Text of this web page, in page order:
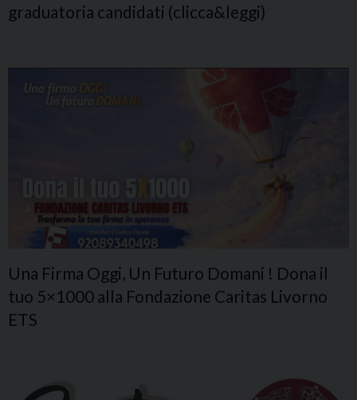
graduatoria candidati (clicca&leggi)
Una Firma Oggi, Un Futuro Domani ! Dona il
tuo 5×1000 alla Fondazione Caritas Livorno
ETS